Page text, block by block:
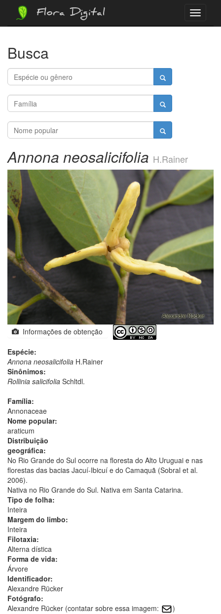
Menu
Flora Digital
Busca
Annona neosalicifolia H.Rainer
Informações de obtenção
Espécie:
Annona neosalicifolia H.Rainer
Sinônimos:
Rollinia salicifolia Schltdl.
Família:
Annonaceae
Nome popular:
araticum
Distribuição
geográfica:
No Rio Grande do Sul ocorre na floresta do Alto Uruguai e nas
florestas das bacias Jacuí-Ibicuí e do Camaquã (Sobral et al.
2006).
Nativa no Rio Grande do Sul. Nativa em Santa Catarina.
Tipo de folha:
Inteira
Margem do limbo:
Inteira
Filotaxia:
Alterna dística
Forma de vida:
Árvore
Identificador:
Alexandre Rücker
Fotógrafo:
Alexandre Rücker (contatar sobre essa imagem:
)